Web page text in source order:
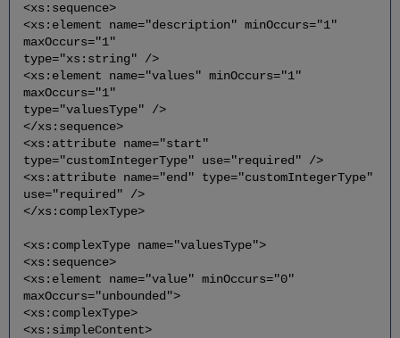
<xs:sequence>
<xs:element name="description" minOccurs="1"
maxOccurs="1"
type="xs:string" />
<xs:element name="values" minOccurs="1"
maxOccurs="1"
type="valuesType" />
</xs:sequence>
<xs:attribute name="start"
type="customIntegerType" use="required" />
<xs:attribute name="end" type="customIntegerType"
use="required" />
</xs:complexType>
<xs:complexType name="valuesType">
<xs:sequence>
<xs:element name="value" minOccurs="0"
maxOccurs="unbounded">
<xs:complexType>
<xs:simpleContent>